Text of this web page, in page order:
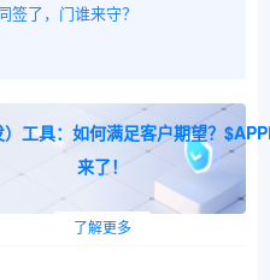
签了，门谁来守？
工具：如何满足客户期望？
来了！
了解更多